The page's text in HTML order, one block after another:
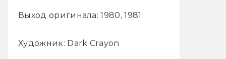
Выход оригинала: 1980, 1981
Художник: Dark Crayon